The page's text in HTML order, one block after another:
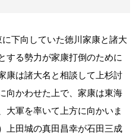
下向していた徳川家康と諸大
する勢力が家康打倒のために
康は諸大名と相談して上杉討
向かわせた上で、家康は東海
大軍を率いて上方に向かいま
上田城の真田昌幸が石田三成